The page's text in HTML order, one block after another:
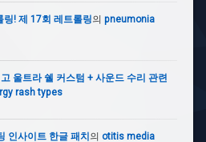
! 제 17회 레트롤링의 pneumonia
울트라 쉘 커스텀 + 사운드 수리 관련
rash types
인사이트 한글 패치의 otitis media